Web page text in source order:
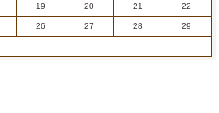
19 20 21 22
26 27 28 29